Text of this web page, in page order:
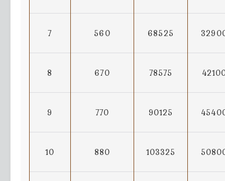
7 560 68525
8 670 78575
9 770 90125
10 880 103325